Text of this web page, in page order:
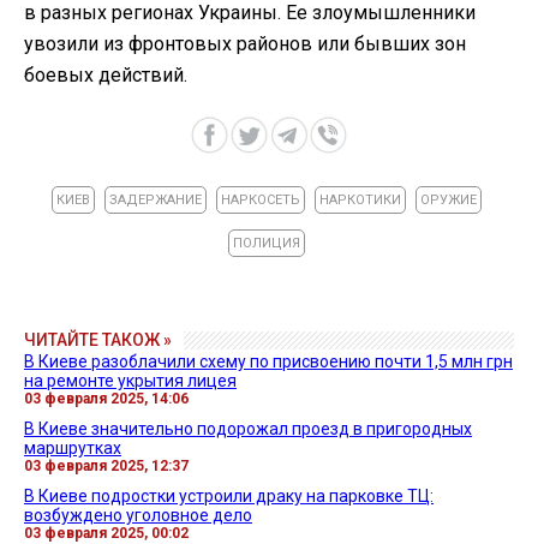
в разных регионах Украины. Ее злоумышленники
увозили из фронтовых районов или бывших зон
боевых действий.
КИЕВ ЗАДЕРЖАНИЕ НАРКОСЕТЬ НАРКОТИКИ ОРУЖИЕ
ПОЛИЦИЯ
ЧИТАЙТЕ ТАКОЖ »
В Киеве разоблачили схему по присвоению почти 1,5 млн грн
на ремонте укрытия лицея
03 февраля 2025, 14:06
В Киеве значительно подорожал проезд в пригородных
маршрутках
03 февраля 2025, 12:37
В Киеве подростки устроили драку на парковке ТЦ:
возбуждено уголовное дело
03 февраля 2025, 00:02